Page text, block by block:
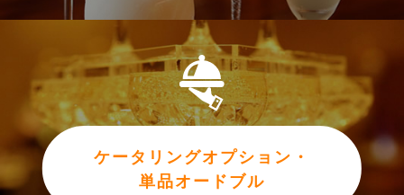
ケータリングオプション・
単品オードブル